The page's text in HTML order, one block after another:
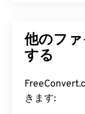
WAV フ
ばいいで
WAVファイ
は Windows
さなファイル
可能にするデ
用されてい
イズが小さ
他のフ
する
きます: